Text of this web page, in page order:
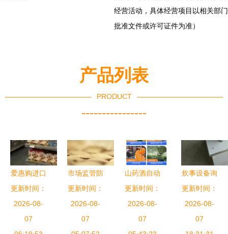
经营活动，具体经营项目以相关部门
批准文件或许可证件为准）
产品列表
PRODUCT
----------------
爱惠购进口
食品连锁加
盟 掘金消
费升级新蓝
更新时间：
2026-08-
07
市场监管防
线再升级
分装食品标
新规与酒类
更新时间：
2026-08-
07
山药酒自动
加工设备介
绍 中意隆
山药酒生产
更新时间：
2026-08-
07
炊事设备询
价指南 如
何选择可靠
厂家与供应
更新时间：
2026-08-
07